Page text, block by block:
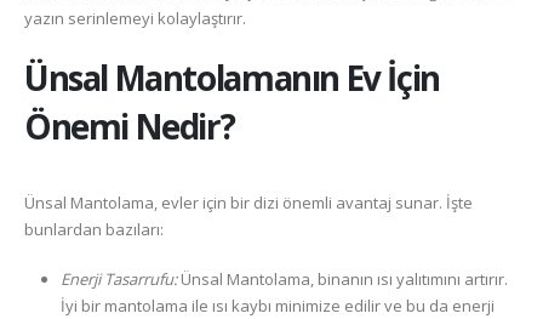
yazın serinlemeyi kolaylaştırır.
Ünsal Mantolamanın Ev İçin
Önemi Nedir?
Ünsal Mantolama, evler için bir dizi önemli avantaj sunar. İşte
bunlardan bazıları:
Enerji Tasarrufu:Ünsal Mantolama, binanın ısı yalıtımını artırır.
İyi bir mantolama ile ısı kaybı minimize edilir ve bu da enerji